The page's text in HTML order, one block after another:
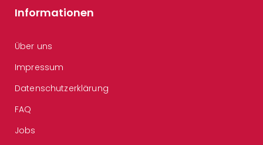
Informationen
Über uns
Impressum
Datenschutzerklärung
FAQ
Jobs